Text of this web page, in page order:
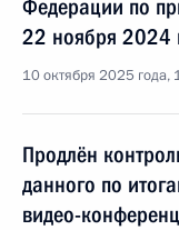
Федерации по
22 ноября 2024
10 октября 2025 года,
Продлён
данного по
видео-